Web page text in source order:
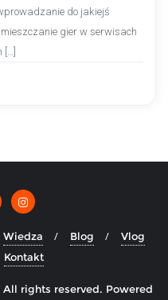
do jakiejś
gier w serwisach
Wiedza Blog
Vlog
Kontakt
rights reserved. Powered